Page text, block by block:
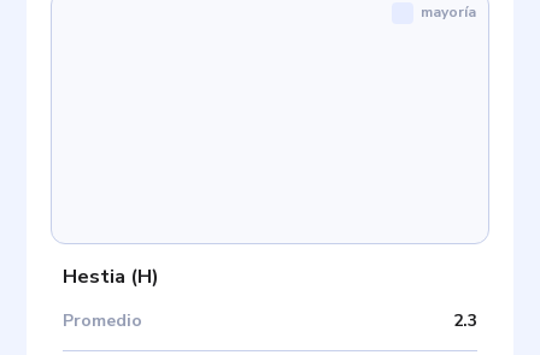
Hestia (H)
Promedio 2.3
mayoría